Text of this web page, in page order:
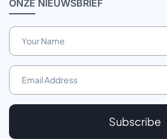
ONZE NIEUWSBRIEF
Subscribe